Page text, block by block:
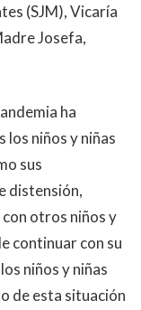
(SJM), Vicaría
Josefa,
ha
niños y niñas
sus
distensión,
otros niños y
continuar con su
niños y niñas
de esta situación